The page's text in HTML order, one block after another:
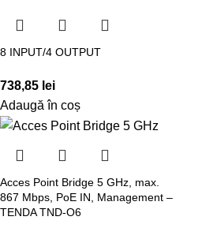
8 INPUT/4 OUTPUT
738,85 lei
Adaugă în coș
Acces Point Bridge 5 GHz, max.
867 Mbps, PoE IN, Management –
TENDA TND-O6